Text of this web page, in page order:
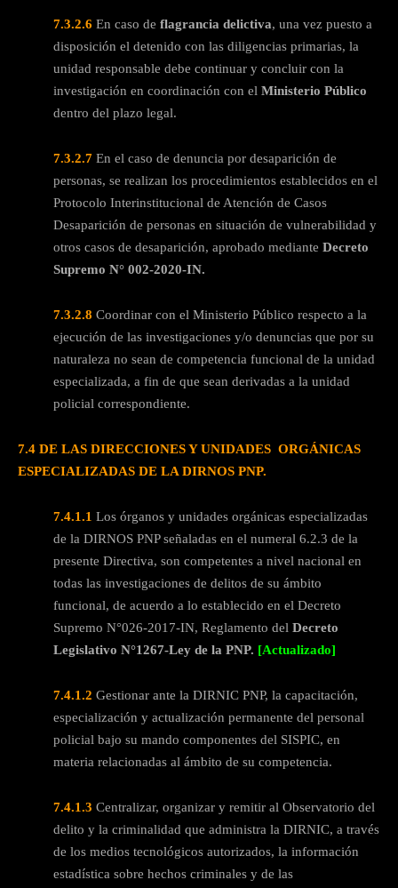
7.3.2.6 En caso de flagrancia delictiva, una vez puesto a
disposición el detenido con las diligencias primarias, la
unidad responsable debe continuar y concluir con la
investigación en coordinación con el Ministerio Público
dentro del plazo legal.
7.3.2.7 En el caso de denuncia por desaparición de
personas, se realizan los procedimientos establecidos en el
Protocolo Interinstitucional de Atención de Casos
Desaparición de personas en situación de vulnerabilidad y
otros casos de desaparición, aprobado mediante Decreto
Supremo N° 002-2020-IN.
7.3.2.8 Coordinar con el Ministerio Público respecto a la
ejecución de las investigaciones y/o denuncias que por su
naturaleza no sean de competencia funcional de la unidad
especializada, a fin de que sean derivadas a la unidad
policial correspondiente.
7.4 DE LAS DIRECCIONES Y UNIDADES ORGÁNICAS
ESPECIALIZADAS DE LA DIRNOS PNP.
7.4.1.1 Los órganos y unidades orgánicas especializadas
de la DIRNOS PNP señaladas en el numeral 6.2.3 de la
presente Directiva, son competentes a nivel nacional en
todas las investigaciones de delitos de su ámbito
funcional, de acuerdo a lo establecido en el Decreto
Supremo N°026-2017-IN, Reglamento del Decreto
Legislativo N°1267-Ley de la PNP. [Actualizado]
7.4.1.2 Gestionar ante la DIRNIC PNP, la capacitación,
especialización y actualización permanente del personal
policial bajo su mando componentes del SISPIC, en
materia relacionadas al ámbito de su competencia.
7.4.1.3 Centralizar, organizar y remitir al Observatorio del
delito y la criminalidad que administra la DIRNIC, a través
de los medios tecnológicos autorizados, la información
estadística sobre hechos criminales y de las